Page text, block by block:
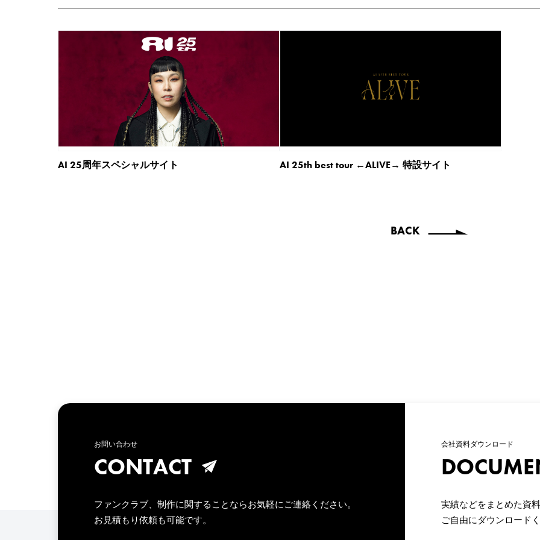
AI 25周年スペシャルサイト AI 25th best tour ←ALIVE→ 特設サイト
BACK
お問い合わせ
CONTACT
ファンクラブ、制作に関することならお気軽にご連絡ください。
お見積もり依頼も可能です。
会社資料ダウンロード
実績などをまとめた資
ご自由にダウンロード